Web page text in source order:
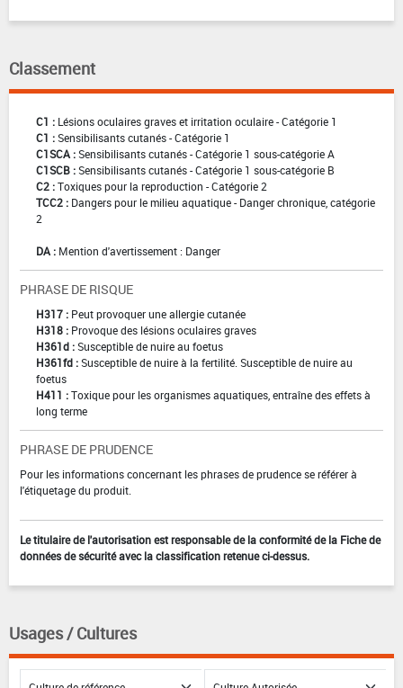
Classement
C1 : Lésions oculaires graves et irritation oculaire - Catégorie 1
C1 :Sensibilisants cutanés - Catégorie 1
C1SCA :Sensibilisants cutanés - Catégorie 1 sous-catégorie A
C1SCB :Sensibilisants cutanés - Catégorie 1 sous-catégorie B
C2 :Toxiques pour la reproduction - Catégorie 2
TCC2 : Dangers pour le milieu aquatique - Danger chronique, catégorie
2
DA : Mention d'avertissement : Danger
PHRASE DE RISQUE
H317 : Peut provoquer une allergie cutanée
H318 : Provoque des lésions oculaires graves
H361d :Susceptible de nuire au foetus
H361fd :Susceptible de nuire à la fertilité. Susceptible de nuire au
foetus
H411 :Toxique pour les organismes aquatiques, entraîne des effets à
long terme
PHRASE DE PRUDENCE
Pour les informations concernant les phrases de prudence se référer à
l'étiquetage du produit.
Le titulaire de l'autorisation est responsable de la conformité de la Fiche de
données de sécurité avec la classification retenue ci-dessus.
Usages / Cultures